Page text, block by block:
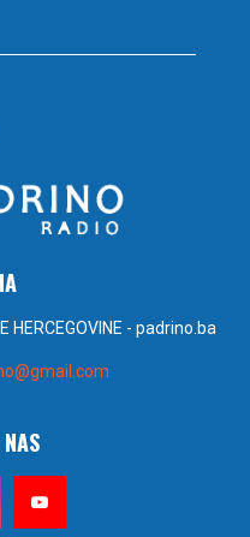
HERCEGOVINE - padrino.ba